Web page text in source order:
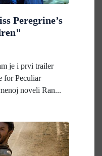
Peregrine’s
je i prvi trailer
for Peculiar
noveli Ran...